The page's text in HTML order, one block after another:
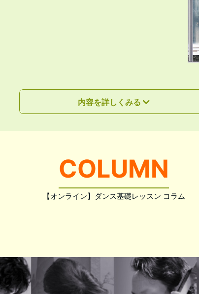
内容を詳しくみる
【オンライン】ダンス基礎レッスン コラム
COLUMN